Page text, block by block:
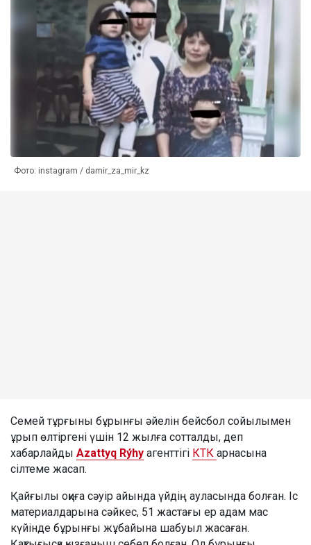
Фото: instagram / damir_za_mir_kz
Семей тұрғыны бұрынғы әйелін бейсбол сойылымен
ұрып өлтіргені үшін 12 жылға сотталды, деп
хабарлайды Azattyq Rýhy агенттігі КТК арнасына
сілтеме жасап.
Қайғылы оқиға сәуір айында үйдің ауласында болған. Іс
материалдарына сәйкес, 51 жастағы ер адам мас
күйінде бұрынғы жұбайына шабуыл жасаған.